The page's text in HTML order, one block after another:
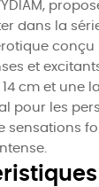
dans la série
conçu
et
cm et une
pour les
sensations